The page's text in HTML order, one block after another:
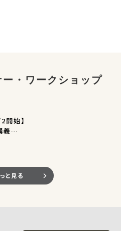
・ワークショップ
開始】
義
と見る